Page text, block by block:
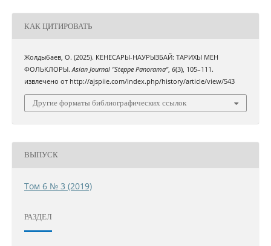
КАК ЦИТИРОВАТЬ
Жолдыбаев, О. (2025). КЕНЕСАРЫ-НАУРЫЗБАЙ: ТАРИХЫ МЕН
ФОЛЬКЛОРЫ.Asian Journal "Steppe Panorama", 6(3), 105–111.
извлечено от http://ajspiie.com/index.php/history/article/view/543
Другие форматы библиографических ссылок
ВЫПУСК
Том 6 № 3 (2019)
РАЗДЕЛ